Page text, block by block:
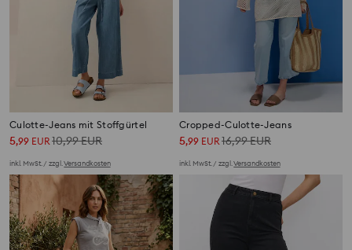
Culotte-Jeans mit Stoffgürtel
5,99 EUR 10,99EUR
inkl. MwSt. / zzgl.Versandkosten
Cropped-Culotte-Jeans
5,99 EUR 16,99EUR
inkl. MwSt. / zzgl.Versandkosten